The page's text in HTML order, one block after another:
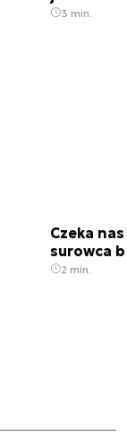
3 min.
Czeka
surowca
2 min.